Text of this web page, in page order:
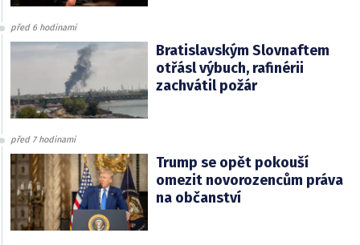
před 6 hodinami
Bratislavským Slovnaftem
otřásl výbuch, rafinérii
zachvátil požár
před 7 hodinami
Trump se opět pokouší
omezit novorozencům práva
na občanství